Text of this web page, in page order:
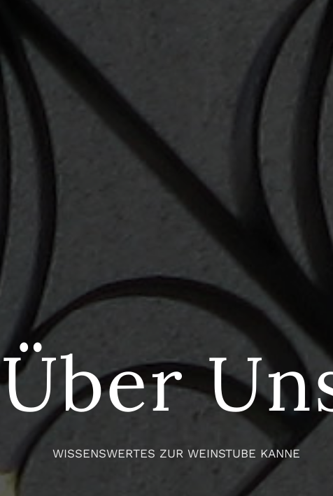
Über
WISSENSWERTES ZUR WEINSTUBE KANNE